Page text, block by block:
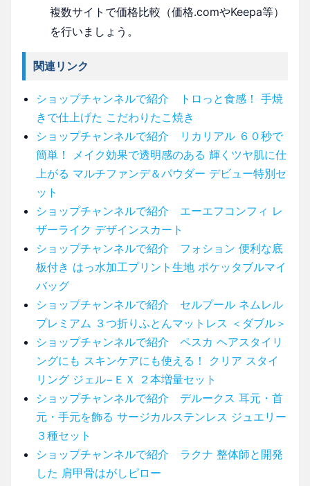
複数サイトで価格比較（価格.comやKeepa等）
を行いましょう。
関連リンク
ショップチャンネルで紹介 トロっと食感！ 手焼
きで仕上げた こだわりたこ焼き
ショップチャンネルで紹介 リカリアル ６０秒で
簡単！ メイク効果で透明感のある 輝くツヤ肌に仕
上がる マルチファンデ＆パウダー デビュー特別セ
ット
ショップチャンネルで紹介 エーエフコンフィ レ
ザーライク デザインスカート
ショップチャンネルで紹介 フォション 便利な底
板付き はっ水加工プリント生地 ポケッタブルマイ
バッグ
ショップチャンネルで紹介 セルプール ネムレル
プレミアム ３つ折りふとんマットレス ＜ダブル＞
ショップチャンネルで紹介 ペスカ ヘアスタイリ
ングにも スキンケアにも使える！ クリア スタイ
リング ジェル−ＥＸ ２本増量セット
ショップチャンネルで紹介 デルークス 耳元・首
元・手元を飾る サージカルステンレス ジュエリー
３種セット
ショップチャンネルで紹介 ラクナ 整体師と開発
した 肩甲骨はがしピロー